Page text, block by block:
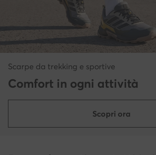
Scarpe da trekking e sportive
Comfort in ogni attività
Scopri ora